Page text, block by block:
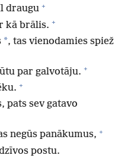
draugu +
kā brālis. +
*, tas vienodamies spiež
par galvotāju. +
+
pats sev gatavo
negūs panākumus, +
postu.